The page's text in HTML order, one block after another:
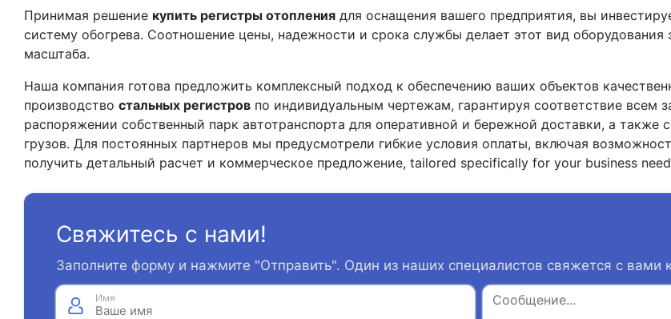
Принимая решение купить регистры отопления для оснащения вашего предприятия, вы
систему обогрева. Соотношение цены, надежности и срока службы делает этот вид
масштаба.
Наша компания готова предложить комплексный подход к обеспечению ваших объектов
производство стальных регистров по индивидуальным чертежам, гарантируя соответствие
распоряжении собственный парк автотранспорта для оперативной и бережной доставки, а также
грузов. Для постоянных партнеров мы предусмотрели гибкие условия оплаты, включая
получить детальный расчет и коммерческое предложение, tailored specifically for your business
Свяжитесь с нами!
Заполните форму и нажмите "Отправить". Один из наших специалистов свяжется с вами
Имя